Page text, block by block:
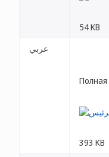
54 KB
عربي
393 KB